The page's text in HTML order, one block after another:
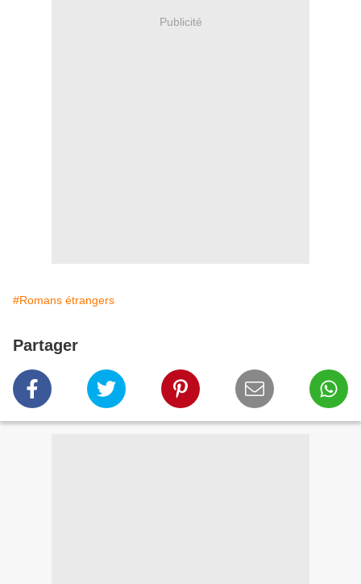
Publicité
#Romans étrangers
Partager